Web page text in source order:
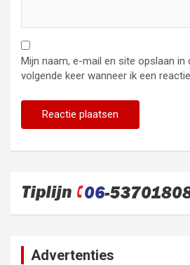
Mijn naam, e-mail en site opslaan
volgende keer wanneer ik een
Advertenties